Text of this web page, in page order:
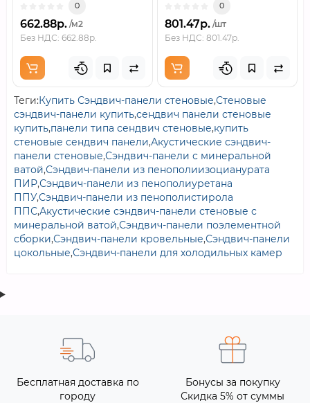
устроен ма..
0
662.88р. /м2
Без НДС: 662.88р.
карнизная формата
100х69х2000 с толщи..
0
801.47р. /шт
Без НДС: 801.47р.
Теги:Купить Сэндвич-панели стеновые,Стеновые
сэндвич-панели купить,сендвич панели стеновые
купить,панели типа сендвич стеновые,купить
стеновые сендвич панели,Акустические сэндвич-
панели стеновые,Сэндвич-панели с минеральной
ватой,Сэндвич-панели из пенополиизоцианурата
ПИР,Сэндвич-панели из пенополиуретана
ППУ,Сэндвич-панели из пенополистирола
ППС,Акустические сэндвич-панели стеновые с
минеральной ватой,Сэндвич-панели поэлементной
сборки,Сэндвич-панели кровельные,Сэндвич-панели
цокольные,Сэндвич-панели для холодильных камер
Бесплатная доставка по
городу
Бонусы за покупку
Скидка 5% от суммы